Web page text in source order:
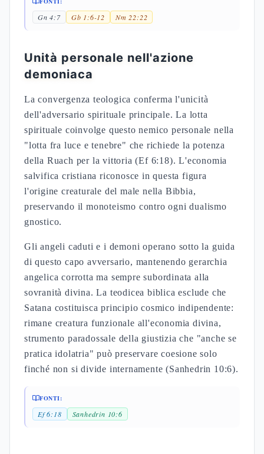
Gn 4:7 Gb 1:6-12 Nm 22:22
Unità personale nell'azione
demoniaca
La convergenza teologica conferma l'unicità
dell'adversario spirituale principale. La lotta
spirituale coinvolge questo nemico personale nella
"lotta fra luce e tenebre" che richiede la potenza
della Ruach per la vittoria (Ef 6:18). L'economia
salvifica cristiana riconosce in questa figura
l'origine creaturale del male nella Bibbia,
preservando il monoteismo contro ogni dualismo
gnostico.
Gli angeli caduti e i demoni operano sotto la guida
di questo capo avversario, mantenendo gerarchia
angelica corrotta ma sempre subordinata alla
sovranità divina. La teodicea biblica esclude che
Satana costituisca principio cosmico indipendente:
rimane creatura funzionale all'economia divina,
strumento paradossale della giustizia che "anche se
pratica idolatria" può preservare coesione solo
finché non si divide internamente (Sanhedrin 10:6).
FONTI:
Ef 6:18 Sanhedrin 10:6